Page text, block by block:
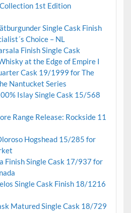
1st Edition
Single Cask Finish
Choice – NL
Finish Single Cask
at the Edge of Empire I
Cask 19/1999 for The
Nantucket Series
Islay Single Cask 15/568
Range Release: Rockside 11
Hogshead 15/285 for
Finish Single Cask 17/937 for
Single Cask Finish 18/1216
Matured Single Cask 18/729